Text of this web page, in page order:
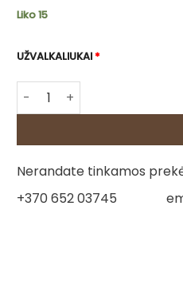
Liko 15
UŽVALKALIUKAI*
produkto kiekis: Gobeleno
Nerandate tinkamos
+370 652 03745